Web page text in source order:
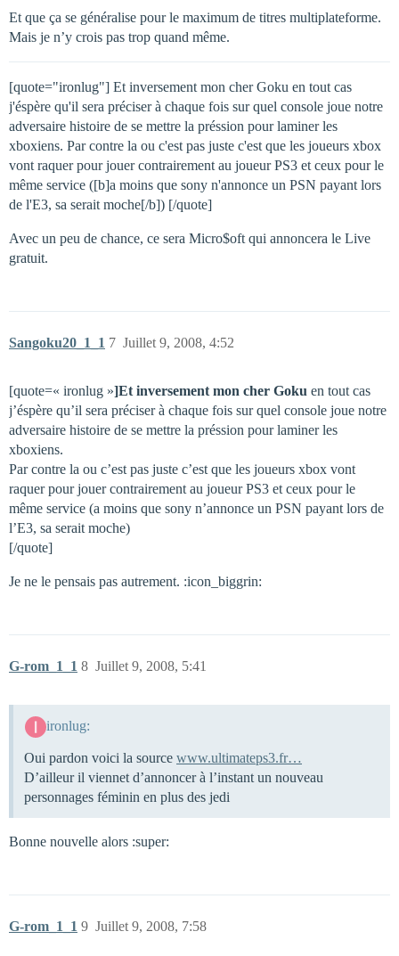
Et que ça se généralise pour le maximum de titres multiplateforme.
Mais je n’y crois pas trop quand même.
[quote="ironlug"] Et inversement mon cher Goku en tout cas
j'éspère qu'il sera préciser à chaque fois sur quel console joue notre
adversaire histoire de se mettre la préssion pour laminer les
xboxiens. Par contre la ou c'est pas juste c'est que les joueurs xbox
vont raquer pour jouer contrairement au joueur PS3 et ceux pour le
même service ([b]a moins que sony n'annonce un PSN payant lors
de l'E3, sa serait moche[/b]) [/quote]
Avec un peu de chance, ce sera Micro$oft qui annoncera le Live
gratuit.
Sangoku20_1_1 Juillet 9, 2008, 4:52
7
[quote=« ironlug »]Et inversement mon cher Goku en tout cas
j’éspère qu’il sera préciser à chaque fois sur quel console joue notre
adversaire histoire de se mettre la préssion pour laminer les
xboxiens.
Par contre la ou c’est pas juste c’est que les joueurs xbox vont
raquer pour jouer contrairement au joueur PS3 et ceux pour le
même service (a moins que sony n’annonce un PSN payant lors de
l’E3, sa serait moche)
[/quote]
Je ne le pensais pas autrement. :icon_biggrin:
G-rom_1_1 Juillet 9, 2008, 5:41
8
ironlug:
Oui pardon voici la source www.ultimateps3.fr…
D’ailleur il viennet d’annoncer à l’instant un nouveau
personnages féminin en plus des jedi
Bonne nouvelle alors :super:
G-rom_1_1 Juillet 9, 2008, 7:58
9